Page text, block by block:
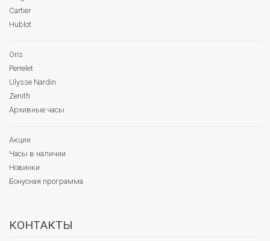
Cartier
Hublot
Oris
Perrelet
Ulysse Nardin
Zenith
Архивные часы
Акции
Часы в наличии
Новинки
Бонусная программа
КОНТАКТЫ